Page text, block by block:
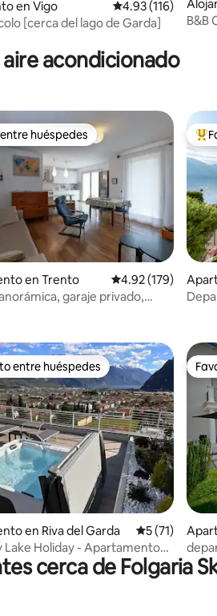
de 5, 362 reseñas
en Vigo Calificación
4.93 (116)
[cerca del lago de Garda]
rita
B&B
acondicionado
5 de 5, 80 reseñas
huéspedes
huéspedes
en Trento Calificación
4.92 (179)
garaje privado,
arda
de 5, 156 reseñas
huéspedes preferido
entre huéspedes
en Riva del Garda Calificación
5 (71)
Lake Holiday - Apartamento
cerca de Folgaria